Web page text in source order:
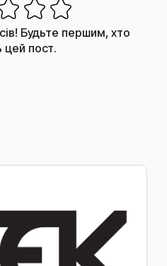
Будьте першим, хто
цей пост.